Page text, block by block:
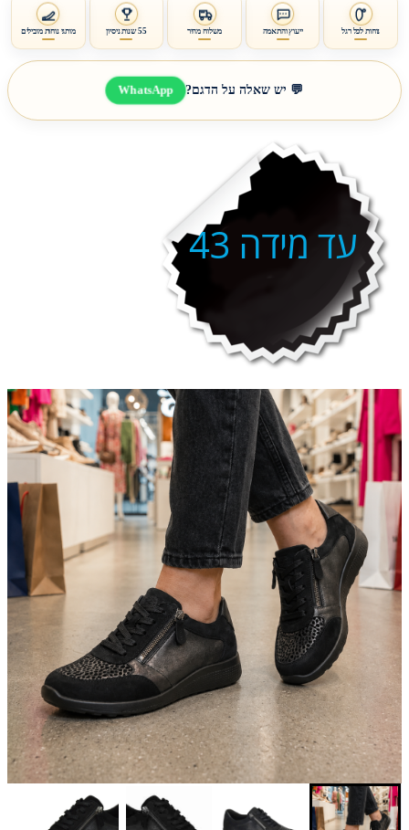
נוחות לכל רגל ייעוץ והתאמה משלוח מהיר 55 שנות ניסיון מותגי נוחות מובילים
💬 יש שאלה על הדגם? WhatsApp